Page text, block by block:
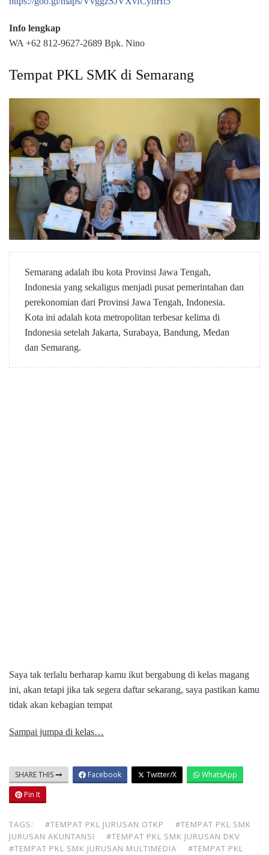
Info lengkap
WA +62 812-9627-2689 Bpk. Nino
Tempat PKL SMK di Semarang
Semarang adalah ibu kota Provinsi Jawa Tengah,
Indonesia yang sekaligus menjadi pusat pemerintahan dan
perekonomian dari Provinsi Jawa Tengah, Indonesia.
Kota ini adalah kota metropolitan terbesar kelima di
Indonesia setelah Jakarta, Surabaya, Bandung, Medan
dan Semarang.
Saya tak terlalu berharap kamu ikut bergabung di kelas magang
ini, akan tetapi jika tak segera daftar sekarang, saya pastikan kamu
tidak akan kebagian tempat
Sampai jumpa di kelas…
SHARE THIS Facebook Twitter/X
WhatsApp
Pin It
TAGS: #TEMPAT PKL JURUSAN OTKP
#TEMPAT PKL SMK
JURUSAN AKUNTANSI
#TEMPAT PKL SMK JURUSAN DKV
#TEMPAT PKL SMK JURUSAN MULTIMEDIA
#TEMPAT PKL